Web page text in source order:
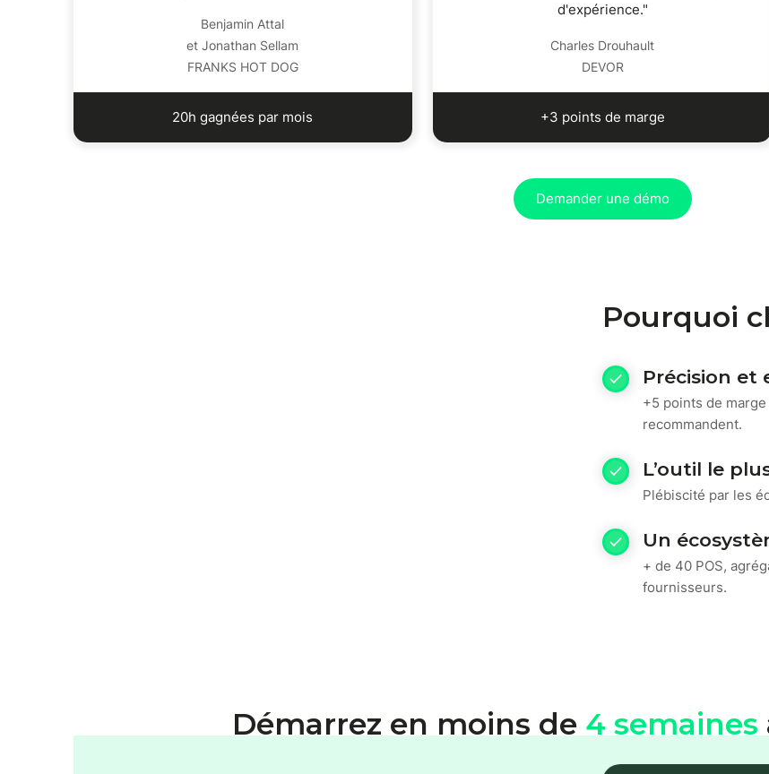
Benjamin Attal
et Jonathan Sellam
FRANKS HOT DOG
20h gagnées par mois
d'expérience."
Charles Drouhault
DEVOR
+3 points de marge
Demander une démo
Pourquoi
Précision et
+5 points de
recommandent.
L’outil le
Plébiscité par les
Un
+ de 40 POS,
fournisseurs.
Démarrez en moins de 4 semaines